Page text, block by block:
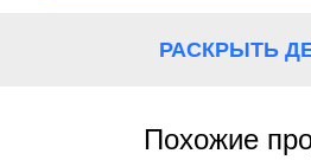
РАСКРЫТЬ
Похожие